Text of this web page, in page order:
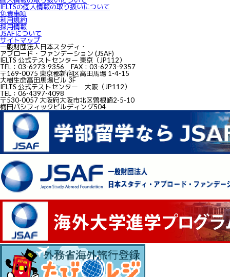
IELTSの個⼈情報の取り扱いについて
免責事項
利用規約
採用情報
JSAFについて
サイトマップ
一般財団法人日本スタディ・
アブロード・ファンデーション (JSAF)
IELTS 公式テストセンター 東京（JP112）
TEL：03-6273-9356 FAX：03-6273-9357
〒169-0075 東京都新宿区高田馬場 1-4-15
大樹生命高田馬場ビル 3F
IELTS 公式テストセンター 大阪（JP112）
TEL：06-4397-4098
〒530-0057 大阪府大阪市北区曽根崎2-5-10
梅田パシフィックビルディング504